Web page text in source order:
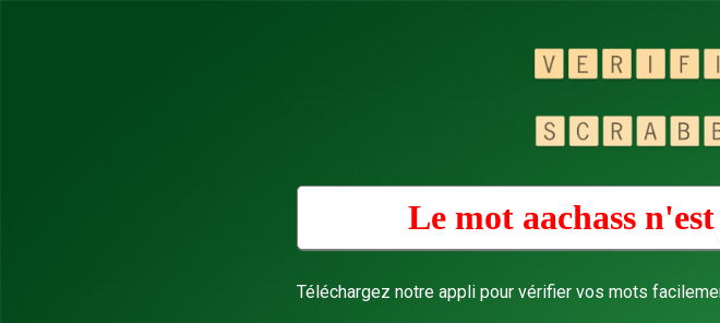
Le mot aachass
Téléchargez notre appli pour vérifier vos mots